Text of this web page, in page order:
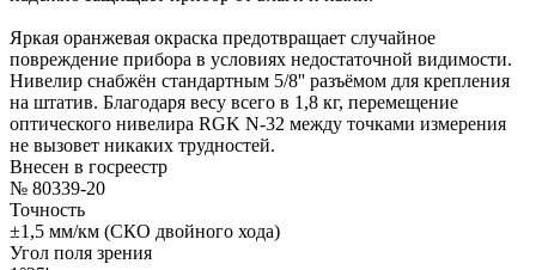
Яркая оранжевая окраска предотвращает случайное
повреждение прибора в условиях недостаточной видимости.
Нивелир снабжён стандартным 5/8'' разъёмом для крепления
на штатив. Благодаря весу всего в 1,8 кг, перемещение
оптического нивелира RGK N-32 между точками измерения
не вызовет никаких трудностей.
Внесен в госреестр
№ 80339-20
Точность
±1,5 мм/км (СКО двойного хода)
Угол поля зрения